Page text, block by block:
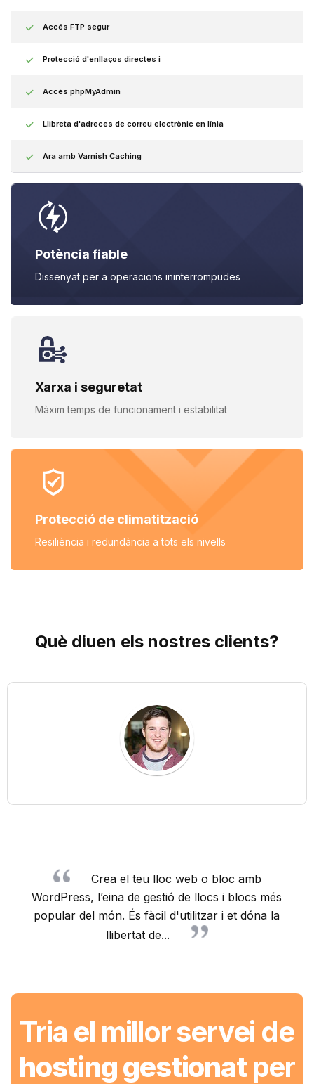
Accés FTP segur
Protecció d'enllaços directes i
Accés phpMyAdmin
Llibreta d'adreces de correu electrònic en línia
Ara amb Varnish Caching
Potència fiable
Dissenyat per a operacions ininterrompudes
Xarxa i seguretat
Màxim temps de funcionament i estabilitat
Protecció de climatització
Resiliència i redundància a tots els nivells
Què diuen els nostres clients?
Crea el teu lloc web o bloc amb
WordPress, l’eina de gestió de llocs i blocs més
popular del món. És fàcil d'utilitzar i et dóna la
llibertat de...
Tria el millor servei de
hosting gestionatper